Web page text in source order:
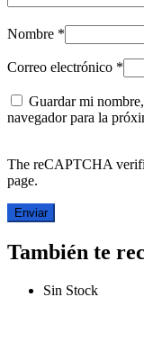
Nombre *
Correo electrónico *
Guardar mi
navegador para la
The reCAPTCHA
page.
También te
Sin Stock